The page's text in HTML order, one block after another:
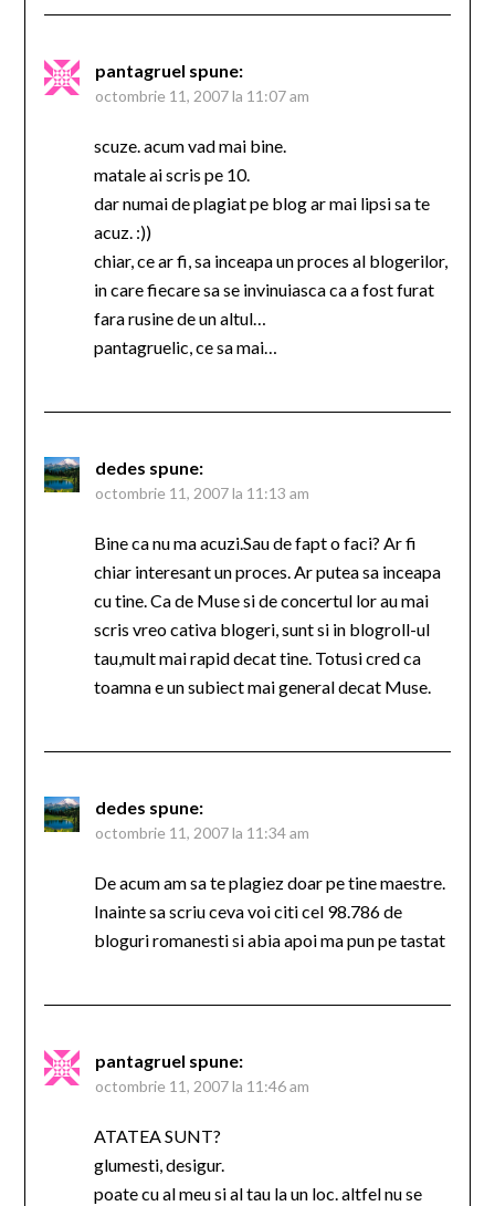
pantagruel spune:
octombrie 11, 2007 la 11:07 am
scuze. acum vad mai bine.
matale ai scris pe 10.
dar numai de plagiat pe blog ar mai lipsi sa te
acuz. :))
chiar, ce ar fi, sa inceapa un proces al blogerilor,
in care fiecare sa se invinuiasca ca a fost furat
fara rusine de un altul…
pantagruelic, ce sa mai…
dedes spune:
octombrie 11, 2007 la 11:13 am
Bine ca nu ma acuzi.Sau de fapt o faci? Ar fi
chiar interesant un proces. Ar putea sa inceapa
cu tine. Ca de Muse si de concertul lor au mai
scris vreo cativa blogeri, sunt si in blogroll-ul
tau,mult mai rapid decat tine. Totusi cred ca
toamna e un subiect mai general decat Muse.
dedes spune:
octombrie 11, 2007 la 11:34 am
De acum am sa te plagiez doar pe tine maestre.
Inainte sa scriu ceva voi citi cel 98.786 de
bloguri romanesti si abia apoi ma pun pe tastat
pantagruel spune:
octombrie 11, 2007 la 11:46 am
ATATEA SUNT?
glumesti, desigur.
poate cu al meu si al tau la un loc. altfel nu se